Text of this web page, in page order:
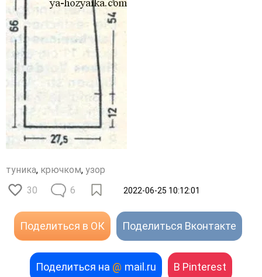
туника, крючком, узор
30
6 2022-06-25 10:12:01
Поделиться в ОК Поделиться Вконтакте
Поделиться на @ mail.ru В Pinterest